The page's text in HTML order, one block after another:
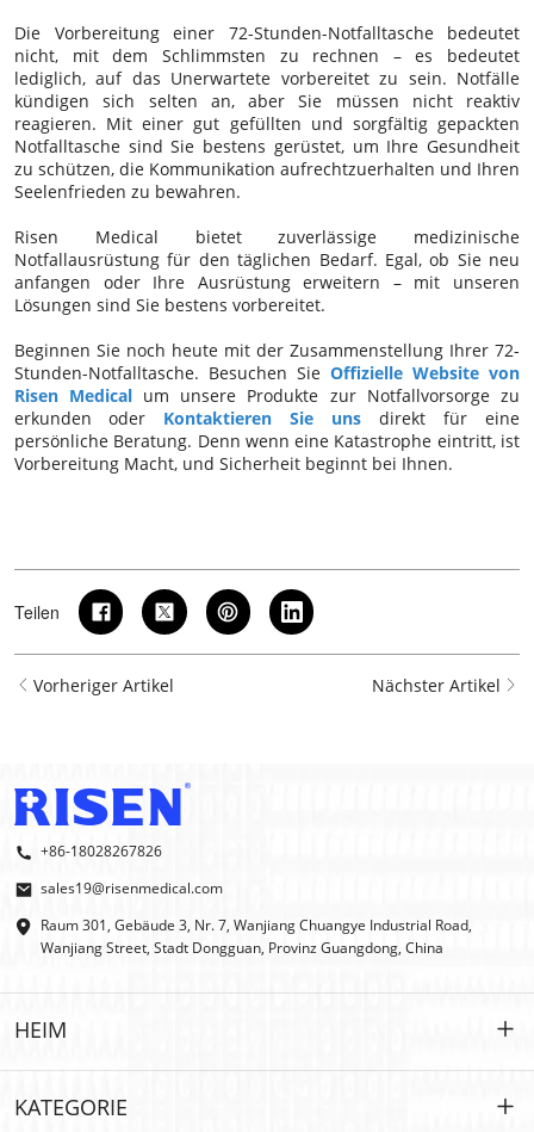
Die Vorbereitung einer 72-Stunden-Notfalltasche bedeutet
nicht, mit dem Schlimmsten zu rechnen – es bedeutet
lediglich, auf das Unerwartete vorbereitet zu sein. Notfälle
kündigen sich selten an, aber Sie müssen nicht reaktiv
reagieren. Mit einer gut gefüllten und sorgfältig gepackten
Notfalltasche sind Sie bestens gerüstet, um Ihre Gesundheit
zu schützen, die Kommunikation aufrechtzuerhalten und Ihren
Seelenfrieden zu bewahren.
Risen Medical bietet zuverlässige medizinische
Notfallausrüstung für den täglichen Bedarf. Egal, ob Sie neu
anfangen oder Ihre Ausrüstung erweitern – mit unseren
Lösungen sind Sie bestens vorbereitet.
Beginnen Sie noch heute mit der Zusammenstellung Ihrer 72-
Stunden-Notfalltasche. Besuchen Sie Offizielle Website von
Risen Medical um unsere Produkte zur Notfallvorsorge zu
erkunden oder
Kontaktieren Sie uns direkt für eine
persönliche Beratung. Denn wenn eine Katastrophe eintritt, ist
Vorbereitung Macht, und Sicherheit beginnt bei Ihnen.
Teilen
Vorheriger Artikel Nächster Artikel
+86-18028267826
sales19@risenmedical.com
Raum 301, Gebäude 3, Nr. 7, Wanjiang Chuangye Industrial Road,
Wanjiang Street, Stadt Dongguan, Provinz Guangdong, China
HEIM
HEIM
KATEGORIE